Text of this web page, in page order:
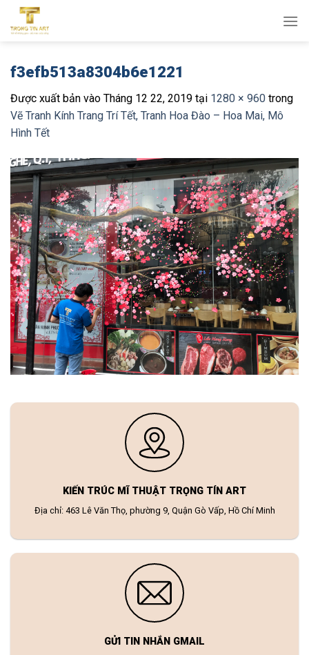
qua
f3efb513a8304b6e1221
Được xuất bản vào Tháng 12 22, 2019 tại 1280 × 960 trong
Vẽ Tranh Kính Trang Trí Tết, Tranh Hoa Đào – Hoa Mai, Mô
Hình Tết
KIẾN TRÚC MĨ THUẬT TRỌNG TÍN ART
Địa chỉ: 463 Lê Văn Thọ, phường 9, Quận Gò Vấp, Hồ Chí Minh
GỬI TIN NHẮN GMAIL